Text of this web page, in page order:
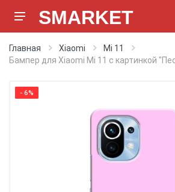
SMARKET
Главная Xiaomi
Mi 11
Бампер для Xiaomi Mi 11 с картинкой
- 6%